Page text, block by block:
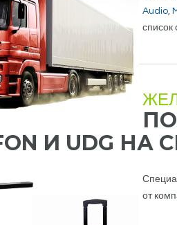
Audio,
список
И UDG НА
от